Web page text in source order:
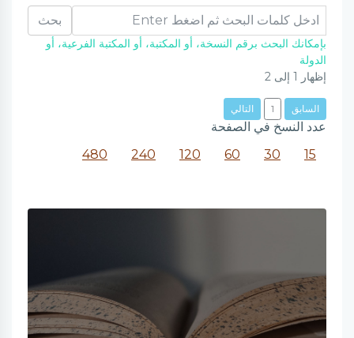
بحث
بإمكانك البحث برقم النسخة، أو المكتبة، أو المكتبة الفرعية، أو
الدولة
إظهار 1 إلى 2
السابق 1 التالي
عدد النسخ في الصفحة
15
30
60
120
240
480